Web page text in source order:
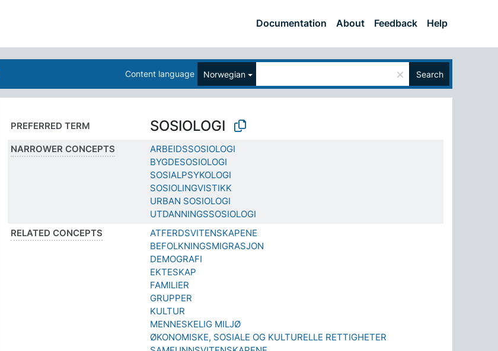
Documentation About Feedback Help
Content language Norwegian × Search
PREFERRED TERM SOSIOLOGI
NARROWER CONCEPTS
ARBEIDSSOSIOLOGI
BYGDESOSIOLOGI
SOSIALPSYKOLOGI
SOSIOLINGVISTIKK
URBAN SOSIOLOGI
UTDANNINGSSOSIOLOGI
RELATED CONCEPTS
ATFERDSVITENSKAPENE
BEFOLKNINGSMIGRASJON
DEMOGRAFI
EKTESKAP
FAMILIER
GRUPPER
KULTUR
MENNESKELIG MILJØ
ØKONOMISKE, SOSIALE OG KULTURELLE RETTIGHETER